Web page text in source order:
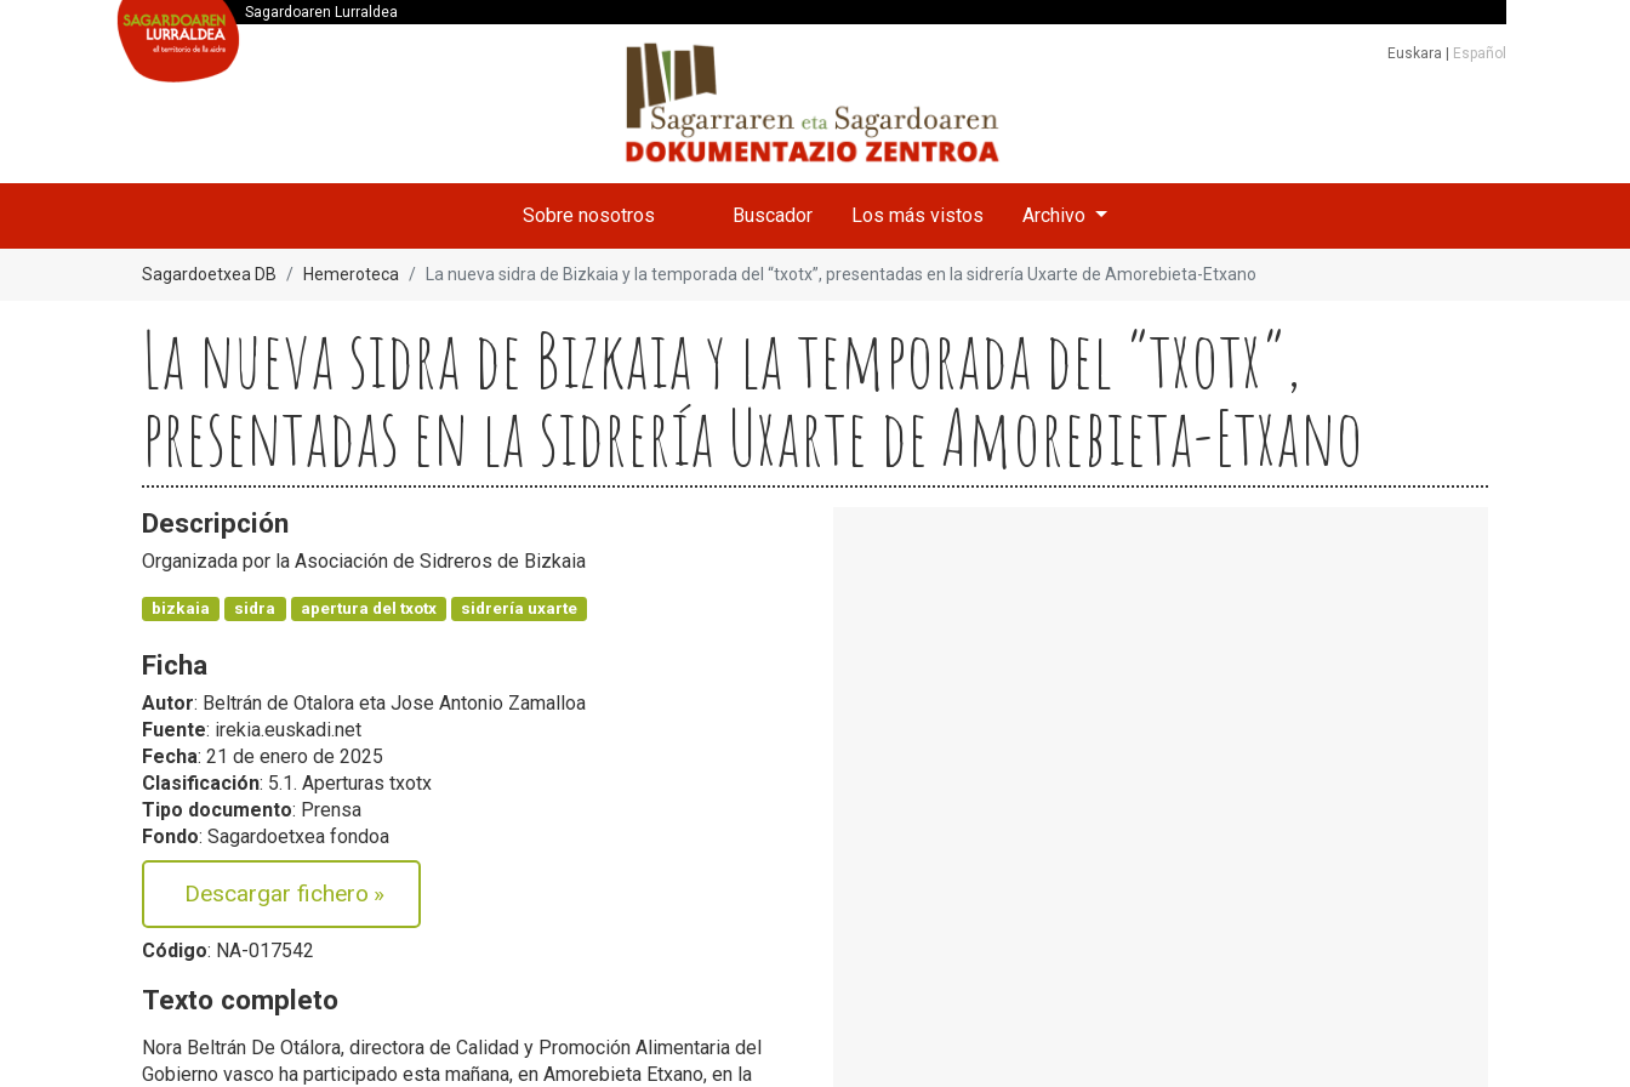
Sagardoaren Lurraldea
Euskara Español
Sobre nosotros Buscador Los más vistos Archivo
Sagardoetxea DB Hemeroteca La nueva sidra de Bizkaia y la temporada del “txotx”, presentadas en la sidrería Uxarte de Amorebieta-Etxano
La nueva sidra de Bizkaia y la temporada del “txotx”,
presentadas en la sidrería Uxarte de Amorebieta-Etxano
Descripción
Organizada por la Asociación de Sidreros de Bizkaia
bizkaia sidra apertura del txotx sidrería uxarte
Ficha
Autor: Beltrán de Otalora eta Jose Antonio Zamalloa
Fuente: irekia.euskadi.net
Fecha: 21 de enero de 2025
Clasificación: 5.1. Aperturas txotx
Tipo documento: Prensa
Fondo: Sagardoetxea fondoa
Descargar fichero »
Código: NA-017542
Texto completo
Nora Beltrán De Otálora, directora de Calidad y Promoción Alimentaria del
Gobierno vasco ha participado esta mañana, en Amorebieta Etxano, en la